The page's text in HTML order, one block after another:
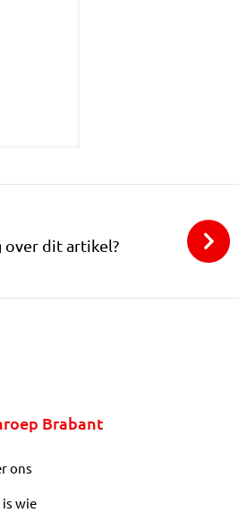
over dit artikel?
Brabant
ons
is wie